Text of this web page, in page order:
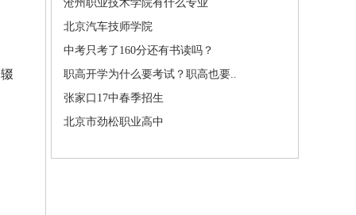
沧州职业技术学院有什么专业
北京汽车技师学院
中考只考了160分还有书读吗？
职高开学为什么要考试？职高也要..
张家口17中春季招生
北京市劲松职业高中